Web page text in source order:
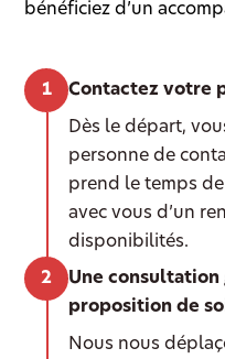
bénéficiez d’un
Contactez votre
Dès le départ,
personne de
prend le temps
avec vous d’un
disponibilités.
Une
proposition de
Nous nous